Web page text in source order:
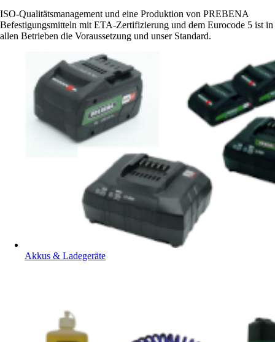
ISO-Qualitätsmanagement und eine Produktion von PREBENA
Befestigungsmitteln mit ETA-Zertifizierung und dem Eurocode 5 ist in
allen Betrieben die Voraussetzung und unser Standard.
Akkus & Ladegeräte